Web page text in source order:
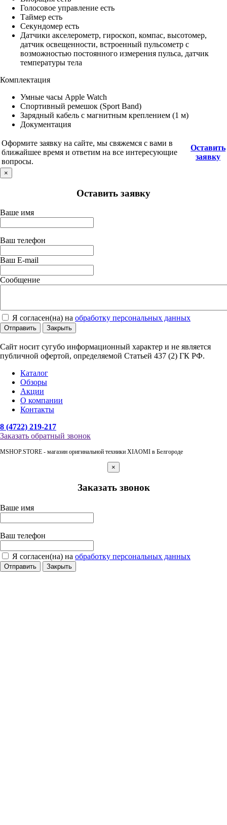
Голосовое управление есть
Таймер есть
Секундомер есть
Датчики акселерометр, гироскоп, компас, высотомер,
датчик освещенности, встроенный пульсометр с
возможностью постоянного измерения пульса, датчик
температуры тела
Комплектация
Умные часы Apple Watch
Спортивный ремешок (Sport Band)
Зарядный кабель с магнитным креплением (1 м)
Документация
Оформите заявку на сайте, мы свяжемся с вами в
ближайшее время и ответим на все интересующие
вопросы.
Оставить
заявку
×
Оставить заявку
Ваше имя
Ваш телефон
Ваш E-mail
Сообщение
Я согласен(на) на обработку персональных данных
Отправить Закрыть
Сайт носит сугубо информационный характер и не является
публичной офертой, определяемой Статьей 437 (2) ГК РФ.
Каталог
Обзоры
Акции
О компании
Контакты
8 (4722) 219-217
Заказать обратный звонок
MSHOP.STORE - магазин оригинальной техники XIAOMI в Белгороде
×
Заказать звонок
Ваше имя
Ваш телефон
Я согласен(на) на обработку персональных данных
Отправить Закрыть